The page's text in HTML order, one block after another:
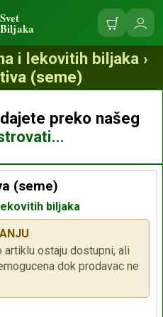
Svet
Biljaka Korpa
se
i lekovitih biljaka ›
(seme)
preko našeg
(seme)
biljaka
ostaju dostupni, ali
dok prodavac ne